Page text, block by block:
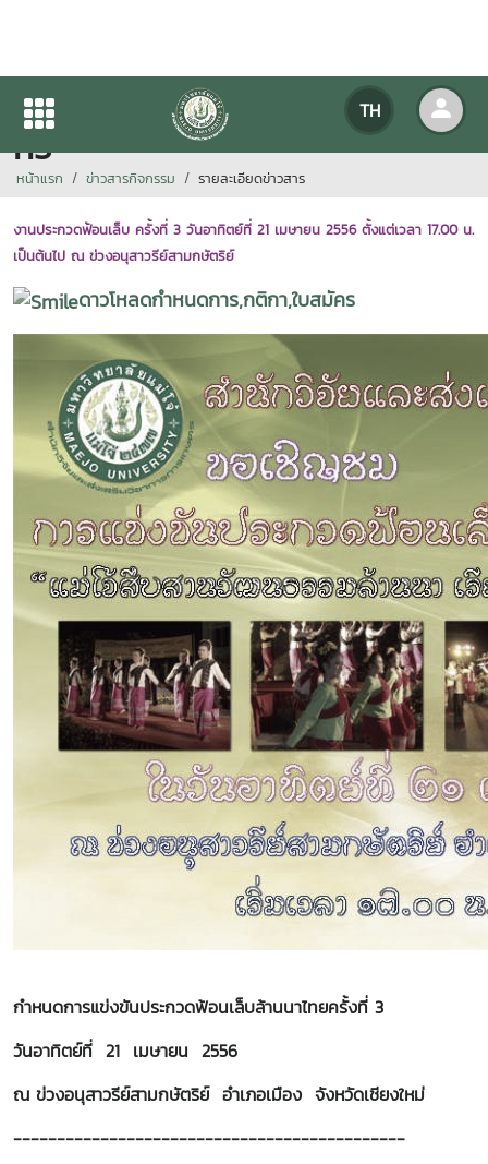
TH
ประกวดฟ้อนเล็บล้านนาไทย ครั้ง
ที่3
หน้าแรก ข่าวสารกิจกรรม รายละเอียดข่าวสาร
งานประกวดฟ้อนเล็บ ครั้งที่ 3 วันอาทิตย์ที่ 21 เมษายน 2556 ตั้งแต่เวลา 17.00 น.
เป็นต้นไป ณ ข่วงอนุสาวรีย์สามกษัตริย์
ดาวโหลดกำหนดการ,กติกา,ใบสมัคร
กำหนดการแข่งขันประกวดฟ้อนเล็บล้านนาไทยครั้งที่ 3
วันอาทิตย์ที่ 21 เมษายน 2556
ณ ข่วงอนุสาวรีย์สามกษัตริย์ อำเภอเมือง จังหวัดเชียงใหม่
---------------------------------------------